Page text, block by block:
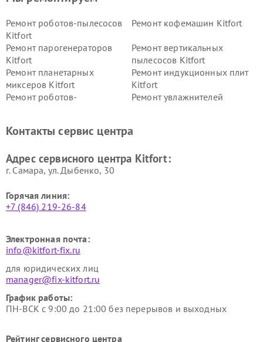
Ремонт роботов-пылесосов
Kitfort
Ремонт кофемашин Kitfort
Ремонт парогенераторов
Kitfort
Ремонт вертикальных
пылесосов Kitfort
Ремонт планетарных
миксеров Kitfort
Ремонт индукционных плит
Kitfort
Ремонт роботов-
Ремонт увлажнителей
Kitfort
Kitfort
Kitfort
Kitfort
Контакты сервис центра
Адрес сервисного центра Kitfort:
г. Самара, ул. Дыбенко, 30
Горячая линия:
+7 (846) 219-26-84
Электронная почта:
info@kitfort-fix.ru
для юридических лиц
manager@fix-kitfort.ru
График работы:
ПН-ВСК с 9:00 до 21:00 без перерывов и выходных
Рейтинг сервисного центра